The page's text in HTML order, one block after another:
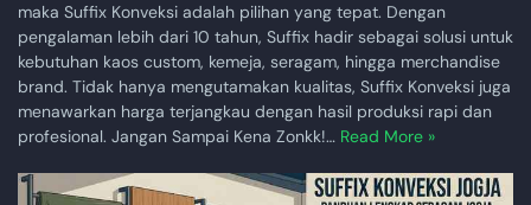
maka Suffix Konveksi adalah pilihan yang tepat. Dengan
pengalaman lebih dari 10 tahun, Suffix hadir sebagai solusi untuk
kebutuhan kaos custom, kemeja, seragam, hingga merchandise
brand. Tidak hanya mengutamakan kualitas, Suffix Konveksi juga
menawarkan harga terjangkau dengan hasil produksi rapi dan
profesional. Jangan Sampai Kena Zonkk!… Read More »